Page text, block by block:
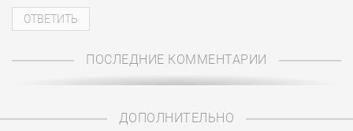
ПОСЛЕДНИЕ КОММЕНТАРИИ
ДОПОЛНИТЕЛЬНО